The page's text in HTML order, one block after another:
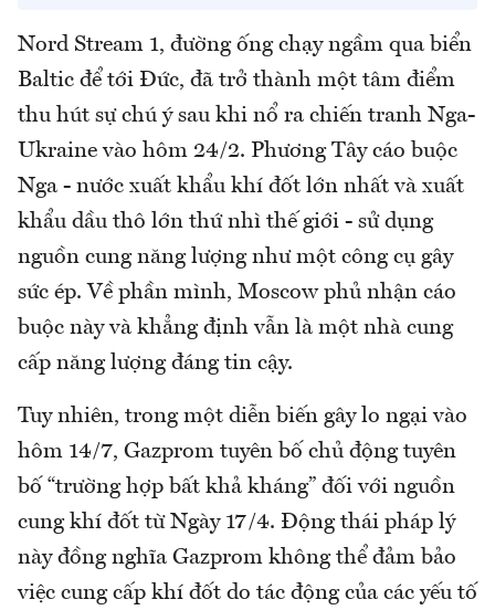
Nord Stream 1, đường ống chạy ngầm qua biển
Baltic để tới Đức, đã trở thành một tâm điểm
thu hút sự chú ý sau khi nổ ra chiến tranh Nga-
Ukraine vào hôm 24/2. Phương Tây cáo buộc
Nga - nước xuất khẩu khí đốt lớn nhất và xuất
khẩu dầu thô lớn thứ nhì thế giới - sử dụng
nguồn cung năng lượng như một công cụ gây
sức ép. Về phần mình, Moscow phủ nhận cáo
buộc này và khẳng định vẫn là một nhà cung
cấp năng lượng đáng tin cậy.
Tuy nhiên, trong một diễn biến gây lo ngại vào
hôm 14/7, Gazprom tuyên bố chủ động tuyên
bố “trường hợp bất khả kháng” đối với nguồn
cung khí đốt từ Ngày 17/4. Động thái pháp lý
này đồng nghĩa Gazprom không thể đảm bảo
việc cung cấp khí đốt do tác động của các yếu tố